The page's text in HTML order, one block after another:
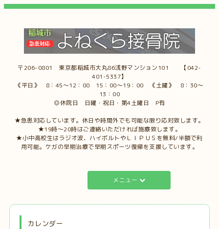
〒206-0801 東京都稲城市大丸86浅野マンション101 【042-
401-5337】
《平日》 8：45～12：00 15：00～19：00 《土曜》 8：30～
13：00
◎休院日 日曜・祝日・第4土曜日 P有
★急患対応しています。休日や時間外でも可能な限り応対致します。
★19時～20時はご連絡いただければ施療致します。
★小中高校生はラジオ波、ハイボルトやＬＩＰＵＳを無料/半額で利
用可能。ケガの早期治療で早期スポーツ復帰を支援しています。
メニュー
カレンダー